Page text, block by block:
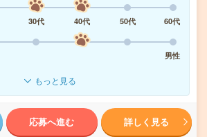
30代 40代 50代
60代
男性
もっと見る
応募へ進む 詳しく見る